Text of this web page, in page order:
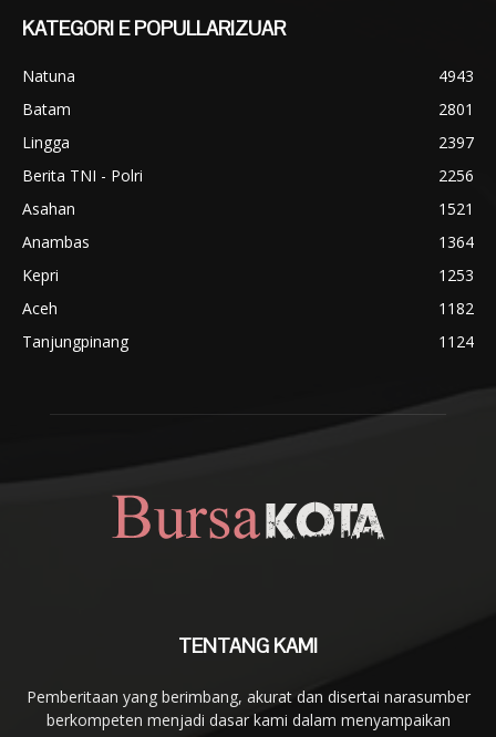
KATEGORI E POPULLARIZUAR
Natuna
4943
Batam
2801
Lingga
2397
Berita TNI - Polri
2256
Asahan
1521
Anambas
1364
Kepri
1253
Aceh
1182
Tanjungpinang
1124
TENTANG KAMI
Pemberitaan yang berimbang, akurat dan disertai narasumber
berkompeten menjadi dasar kami dalam menyampaikan